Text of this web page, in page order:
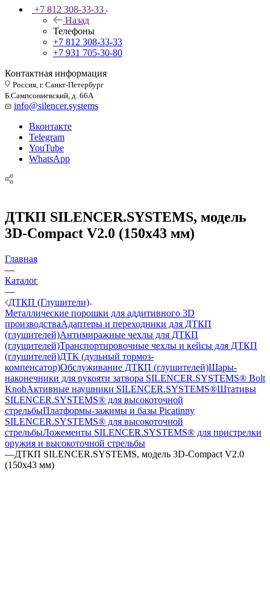
+7 812 308-33-33
Назад
Телефоны
+7 812 308-33-33
+7 931 705-30-80
Контактная информация
Россия, г. Санкт-Петербург
Б.Сампсониевский, д. 66А
info@silencer.systems
Вконтакте
Telegram
YouTube
WhatsApp
ДТКП SILENCER.SYSTEMS, модель
3D-Compact V2.0 (150x43 мм)
Главная
—
Каталог
—
ДТКП (Глушители)
Металлические порошки для аддитивного 3D
производстваАдаптеры и переходники для ДТКП
(глушителей)Антимиражные чехлы для ДТКП
(глушителей)Транспортировочные чехлы и кейсы для ДТКП
(глушителей)ДТК (дульный тормоз-
компенсатор)Обслуживание ДТКП (глушителей)Шары-
наконечники для рукояти затвора SILENCER.SYSTEMS® Bolt
KnobАктивные наушники SILENCER.SYSTEMS®Штативы
SILENCER.SYSTEMS® для высокоточной
стрельбыПлатформы-зажимы и базы Picatinny
SILENCER.SYSTEMS® для высокоточной
стрельбыЛожементы SILENCER.SYSTEMS® для пристрелки
оружия и высокоточной стрельбы
—ДТКП SILENCER.SYSTEMS, модель 3D-Compact V2.0
(150x43 мм)